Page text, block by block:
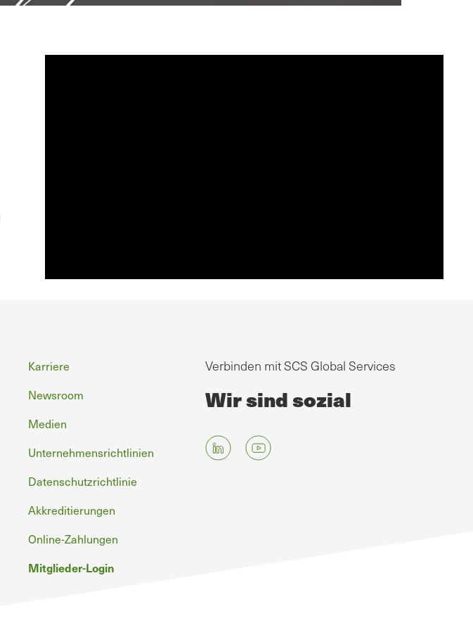
Fußzeile
Karriere
Newsroom
Medien
Unternehmensrichtlinien
Datenschutzrichtlinie
Akkreditierungen
Online-Zahlungen
Mitglieder-Login
Verbinden mit SCS Global Services
Wir sind sozial